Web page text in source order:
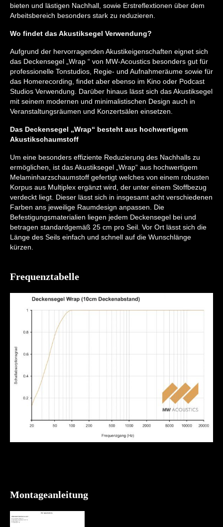
bieten und lästigen Nachhall, sowie Erstreflextionen über dem
Arbeitsbereich besonders stark zu reduzieren.
Wo findet das Akustiksegel Verwendung?
Aufgrund der hervorragenden Akustikeigenschaften eignet sich
das Deckensegel „Wrap “ von MW-Acoustics besonders gut für
professionelle Tonstudios, Regie- und Aufnahmeräume sowie für
das Homerecording, findet aber ebenso im Kino oder Podcast
Studios Verwendung. Darüber hinaus lässt sich das Akustiksegel
mit seinem modernen und minimalistischen Design auch in
Veranstaltungsräumen und Konzertsälen einsetzen.
Das Deckensegel „Wrap“ besteht aus hochwertigem
Akustikschaumstoff
Um eine besonders effiziente Reduzierung des Nachhalls zu
ermöglichen, ist das Akustiksegel „Wrap“ aus hochwertigem
Melaminharzschaumstoff gefertigt welches von einem robusten
Korpus aus Multiplex ergänzt wird, der unter einem Stoffbezug
verdeckt liegt. Dieser lässt sich in insgesamt acht verschiedenen
Farben ans jeweilige Raumdesign anpassen. Die
Befestigungsmaterialien liegen jedem Deckensegel bei und
betragen standardgemäß 25 cm pro Seil. Vor Ort lässt sich die
Länge des Seils einfach und schnell auf die Wunschlänge
kürzen.
Frequenztabelle
Montageanleitung